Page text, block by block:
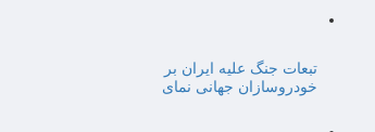
تبعات جنگ علیه ایران بر
خودروسازان جهانی نمای